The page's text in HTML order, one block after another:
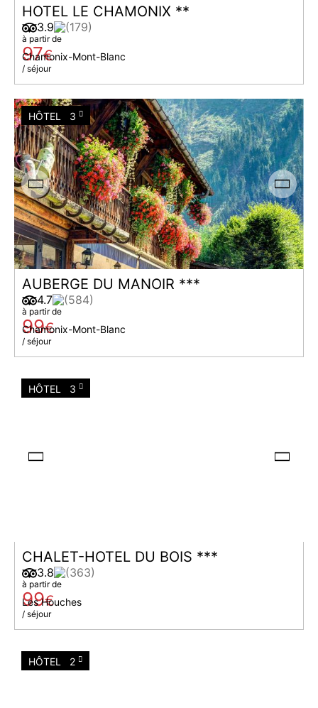
HOTEL LE CHAMONIX **
Chamonix-Mont-Blanc
3.9 (179)
à partir de
97€
/ séjour
HÔTEL 3
AUBERGE DU MANOIR ***
Chamonix-Mont-Blanc
4.7 (584)
à partir de
99€
/ séjour
HÔTEL 3
CHALET-HOTEL DU BOIS ***
Les Houches
3.8 (363)
à partir de
99€
/ séjour
HÔTEL 2